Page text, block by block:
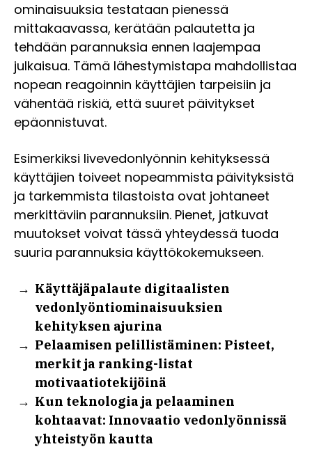
ominaisuuksia testataan pienessä
mittakaavassa, kerätään palautetta ja
tehdään parannuksia ennen laajempaa
julkaisua. Tämä lähestymistapa mahdollistaa
nopean reagoinnin käyttäjien tarpeisiin ja
vähentää riskiä, että suuret päivitykset
epäonnistuvat.
Esimerkiksi livevedonlyönnin kehityksessä
käyttäjien toiveet nopeammista päivityksistä
ja tarkemmista tilastoista ovat johtaneet
merkittäviin parannuksiin. Pienet, jatkuvat
muutokset voivat tässä yhteydessä tuoda
suuria parannuksia käyttökokemukseen.
Käyttäjäpalaute digitaalisten
vedonlyöntiominaisuuksien
kehityksen ajurina
Pelaamisen pelillistäminen: Pisteet,
merkit ja ranking-listat
motivaatiotekijöinä
Kun teknologia ja pelaaminen
kohtaavat: Innovaatio vedonlyönnissä
yhteistyön kautta